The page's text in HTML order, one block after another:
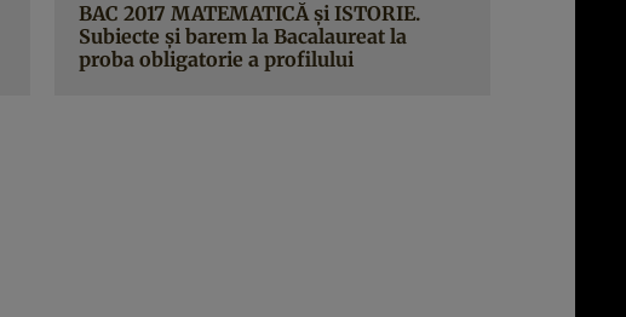
BAC 2017 MATEMATICĂ şi ISTORIE.
Subiecte şi barem la Bacalaureat la
proba obligatorie a profilului